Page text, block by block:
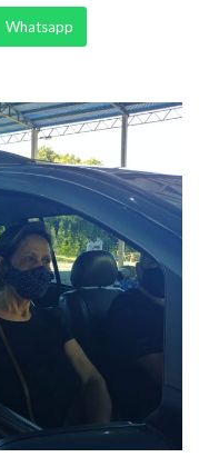
Whatsapp